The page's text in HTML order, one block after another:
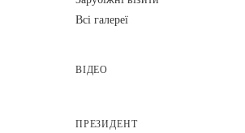
Всі галереї
ВІДЕО
ПРЕЗИДЕНТ